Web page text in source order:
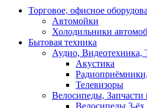
Торговое, офисное
Автомойки
Холодильники
Бытовая техника
Аудио, Видеотехника,
Акустика
Телевизоры
Велосипеды, Запчасти
Велосипеды 3-ёх